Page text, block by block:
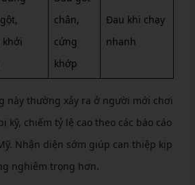
chân,
cứng
khớp
Đau khi chạy
nhanh
này thường xảy ra ở người mới chơi
kỹ, chiếm tỷ lệ cao theo các báo cáo
Nhận diện sớm giúp can thiệp kịp
nghiêm trọng hơn.